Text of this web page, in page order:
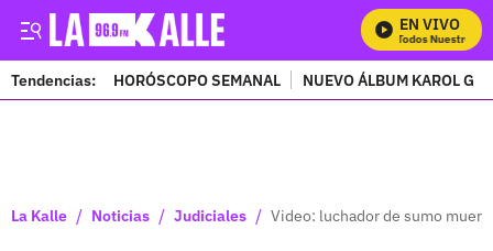
EN VIVO
Mira Todos Nuestros
Tendencias: HORÓSCOPO SEMANAL NUEVO ÁLBUM KAROL G
La Kalle / Noticias / Judiciales / Video: luchador de sumo